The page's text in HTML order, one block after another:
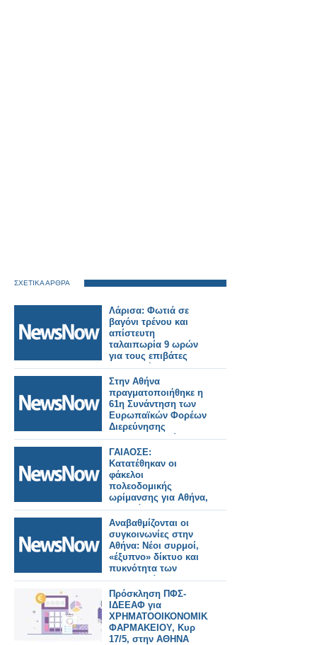
ΣΧΕΤΙΚΑ ΑΡΘΡΑ
Λάρισα: Φωτιά σε
βαγόνι τρένου και
απίστευτη
ταλαιπωρία 9 ωρών
για τους επιβάτες
προς Αθήνα
Στην Αθήνα
πραγματοποιήθηκε η
61η Συνάντηση των
Ευρωπαϊκών Φορέων
Διερεύνησης
Σιδηροδρομικών
Ατυχημάτων»
ΓΑΙΑΟΣΕ:
Κατατέθηκαν οι
φάκελοι
πολεοδομικής
ωρίμανσης για Αθήνα,
Πειραιά και
Θεσσαλονίκη – Νέα
εποχή για τους
σιδηροδρομικούς
σταθμούς.
Αναβαθμίζονται οι
συγκοινωνίες στην
Αθήνα: Νέοι συρμοί,
«έξυπνο» δίκτυο και
πυκνότητα των
δρομολογίων σε
μετρό και λεωφορεία.
Πρόσκληση ΠΦΣ-
ΙΔΕΕΑΦ για
ΧΡΗΜΑΤΟΟΙΚΟΝΟΜΙΚΑ
ΦΑΡΜΑΚΕΙΟΥ, Κυρ
17/5, στην ΑΘΗΝΑ